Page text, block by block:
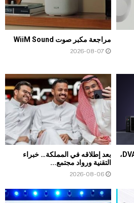
مراجعة مكبر صوت WiiM Sound
2026-08-07
أطلقت Synology جهاز DVA7400،
بعد إطلاقه في المملكة… خبراء
التقنية ورواد مجتمع...
2026-08-06